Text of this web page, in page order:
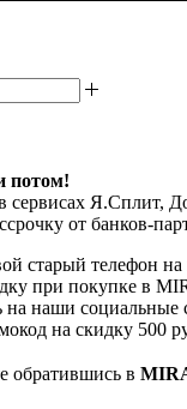
потом!
сервисах Я.Сплит,
от банков-
старый телефон
при покупке в
наши социальные
на скидку 500
обратившись в